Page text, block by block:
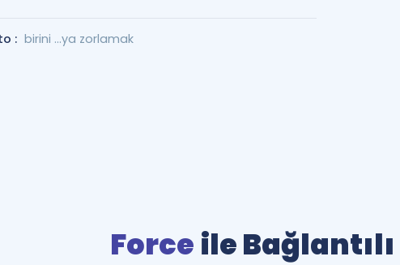
: birini ...ya zorlamak
Force ile